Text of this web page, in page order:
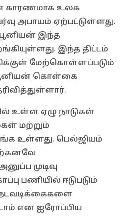
காரணமாக உலக
அபாயம் ஏற்பட்டுள்ளது.
இந்த
இந்த திட்டம்
மேற்கொள்ளப்படும்
கொள்கை
உள்ள ஏழு நாடுகள்
மற்றும்
உள்ளது. பெல்ஜியம்
முடிவு
பணியில் ஈடுபடும்
என ஐரோப்பிய